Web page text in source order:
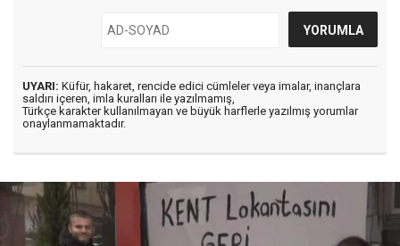
UYARI: Küfür, hakaret, rencide edici cümleler veya imalar, inançlara
saldırı içeren, imla kuralları ile yazılmamış,
Türkçe karakter kullanılmayan ve büyük harflerle yazılmış yorumlar
onaylanmamaktadır.